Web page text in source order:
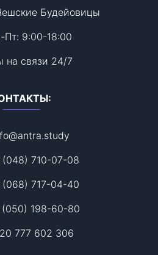
Будейовицы
Пт: 9:00-18:00
на связи 24/7
(048) 710-07-08
(068) 717-04-40
198-60-80
777 602 306